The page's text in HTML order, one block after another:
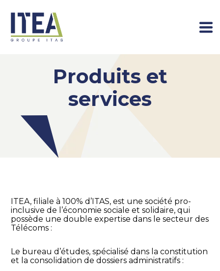
produits et
services
ITEA, filiale à 100% d’ITAS, est une société pro-
inclusive de l’économie sociale et solidaire, qui
possède une double expertise dans le secteur des
Télécoms :
Le bureau d’études, spécialisé dans la constitution
et la consolidation de dossiers administratifs :